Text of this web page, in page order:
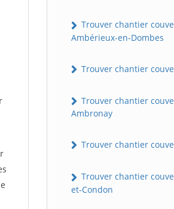
Trouver chantier
Ambérieux-en-Dombes
Trouver chantier
Trouver chantier
Ambronay
Trouver chantier
Trouver chantier
et-Condon